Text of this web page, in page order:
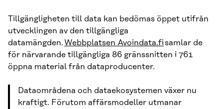
Tillgängligheten till data kan bedömas öppet utifrån
utvecklingen av den tillgängliga
datamängden. Webbplatsen Avoindata.fisamlar de
för närvarande tillgängliga 86 gränssnitten i 761
öppna material från dataproducenter.
Dataområdena och dataekosystemen växer nu
kraftigt. Förutom affärsmodeller utmanar